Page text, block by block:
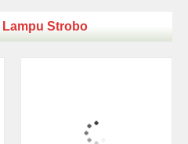
Lampu Strobo